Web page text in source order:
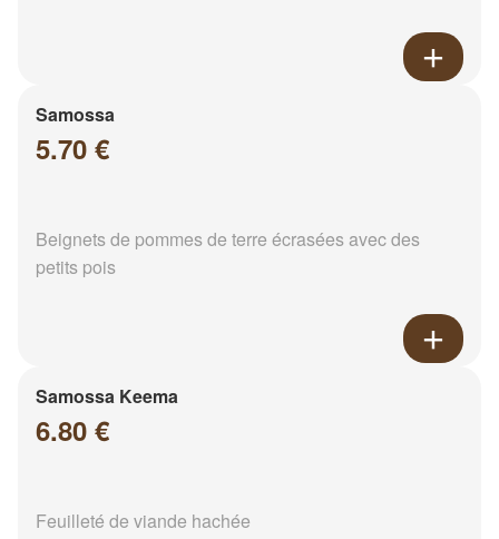
Samossa
5.70 €
Beignets de pommes de terre écrasées avec des
petits pois
Samossa Keema
6.80 €
Feuilleté de viande hachée